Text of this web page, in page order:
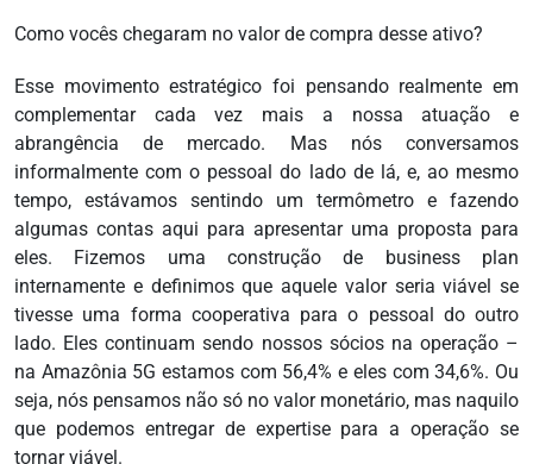
Como vocês chegaram no valor de compra desse ativo?
Esse movimento estratégico foi pensando realmente em
complementar cada vez mais a nossa atuação e
abrangência de mercado. Mas nós conversamos
informalmente com o pessoal do lado de lá, e, ao mesmo
tempo, estávamos sentindo um termômetro e fazendo
algumas contas aqui para apresentar uma proposta para
eles. Fizemos uma construção de business plan
internamente e definimos que aquele valor seria viável se
tivesse uma forma cooperativa para o pessoal do outro
lado. Eles continuam sendo nossos sócios na operação –
na Amazônia 5G estamos com 56,4% e eles com 34,6%. Ou
seja, nós pensamos não só no valor monetário, mas naquilo
que podemos entregar de expertise para a operação se
tornar viável.